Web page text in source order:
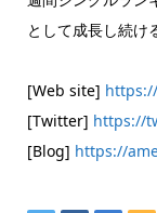
として成長し続け
[Web site]
[Twitter] https://
[Blog] https://